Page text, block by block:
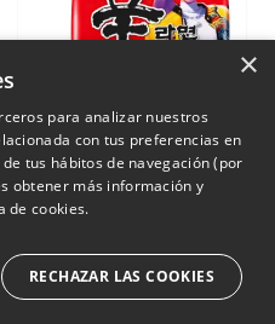
Coreanos Shin
Ramyun | Kpop
×
para analizar nuestros
con tus preferencias en
tus hábitos de navegación (por
obtener más información y
de cookies.
RECHAZAR LAS COOKIES